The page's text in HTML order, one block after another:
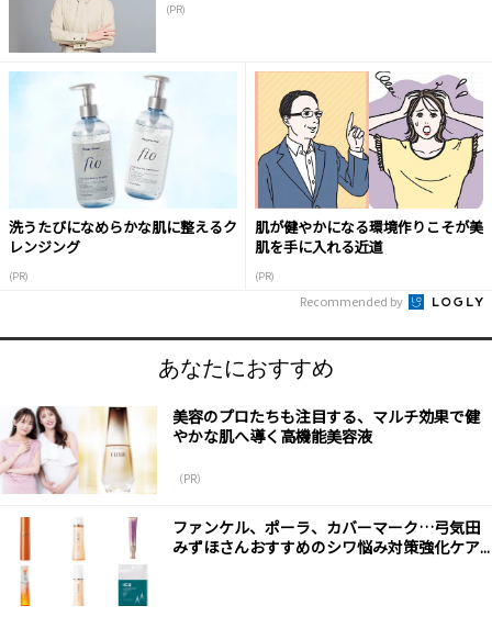
(PR)
洗うたびになめらかな肌に整えるク
レンジング
(PR)
肌が健やかになる環境作りこそが美
肌を手に入れる近道
(PR)
Recommended by
あなたにおすすめ
美容のプロたちも注目する、マルチ効果で健
やかな肌へ導く高機能美容液
（PR）
ファンケル、ポーラ、カバーマーク…弓気田
みずほさんおすすめのシワ悩み対策強化ケア...